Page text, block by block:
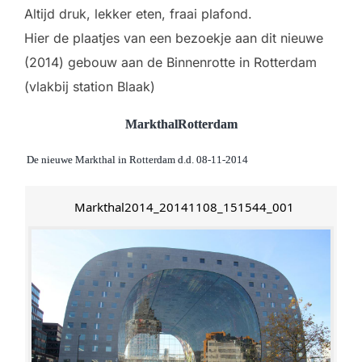
Altijd druk, lekker eten, fraai plafond.
Hier de plaatjes van een bezoekje aan dit nieuwe
(2014) gebouw aan de Binnenrotte in Rotterdam
(vlakbij station Blaak)
MarkthalRotterdam
De nieuwe Markthal in Rotterdam d.d. 08-11-2014
Markthal2014_20141108_151544_001